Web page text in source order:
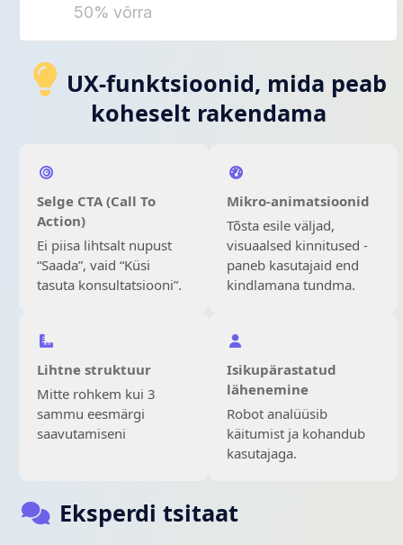
50% võrra
UX-funktsioonid, mida peab
koheselt rakendama
Selge CTA (Call To
Action)
Ei piisa lihtsalt nupust
“Saada”, vaid “Küsi
tasuta konsultatsiooni”.
Mikro-animatsioonid
Tõsta esile väljad,
visuaalsed kinnitused -
paneb kasutajaid end
kindlamana tundma.
Lihtne struktuur
Mitte rohkem kui 3
sammu eesmärgi
saavutamiseni
Isikupärastatud
lähenemine
Robot analüüsib
käitumist ja kohandub
kasutajaga.
Eksperdi tsitaat